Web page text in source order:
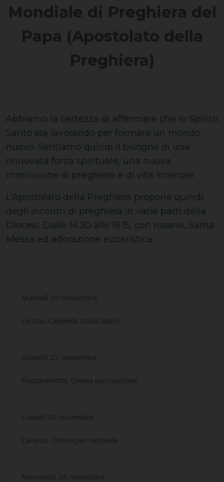
Mondiale di Preghiera del
Papa (Apostolato della
Preghiera)
Abbiamo la certezza di affermare che lo Spirito
Santo sta lavorando per formare un mondo
nuovo. Sentiamo quindi il bisogno di una
rinnovata forza spirituale, una nuova
immissione di preghiera e di vita interiore.
L’Apostolato della Preghiera propone quindi
degli incontri di preghiera in varie parti della
Diocesi. Dalle 14.30 alle 16.15, con rosario, Santa
Messa ed adorazione eucaristica:
Martedì 20 novembre
Lentiai, Cappella Stella Maris
Giovedì 22 novembre
Fontanellette, Chiesa parrocchiale
Lunedì 26 novembre
Caneva, Chiesa parrocchiale
Mercoledì 28 novembre